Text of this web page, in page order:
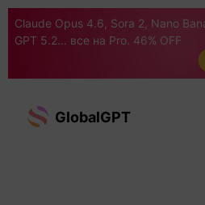
Claude Opus 4.6, Sora 2, Nano
GPT 5.2... все на Pro. 46% OFF
GlobalGPT